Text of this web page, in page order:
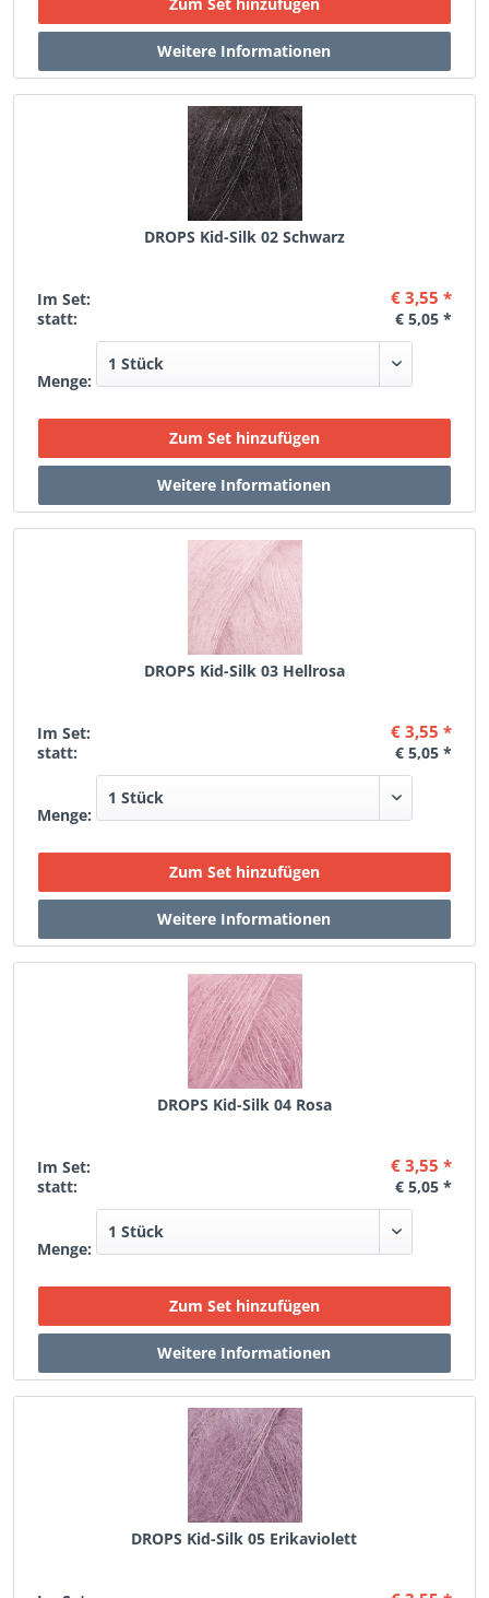
DROPS Kid-Silk 02 Schwarz
Im Set: € 3,55 *
statt: € 5,05 *
Menge:
DROPS Kid-Silk 03 Hellrosa
Im Set: € 3,55 *
statt: € 5,05 *
Menge:
DROPS Kid-Silk 04 Rosa
Im Set: € 3,55 *
statt: € 5,05 *
Menge:
DROPS Kid-Silk 05 Erikaviolett